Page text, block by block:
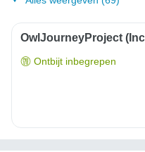
OwlJourneyProject
Ontbijt inbegrepen